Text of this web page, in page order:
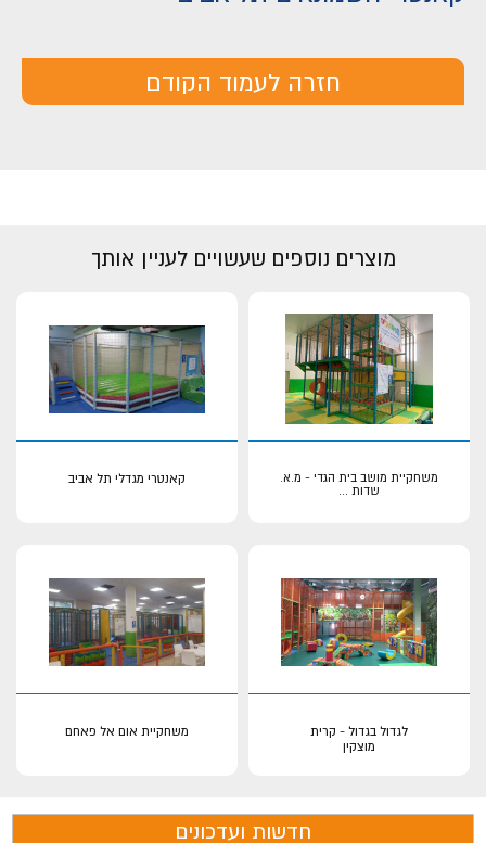
חזרה לעמוד הקודם
מוצרים נוספים שעשויים לעניין אותך
משחקיית מושב בית הגדי - מ.א.
שדות
קאנטרי מגדלי תל אביב
לגדול בגדול - קרית
מוצקין
משחקיית אום אל פאחם
חדשות ועדכונים